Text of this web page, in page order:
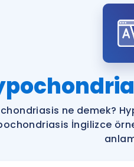
ne demek?
İngilizce